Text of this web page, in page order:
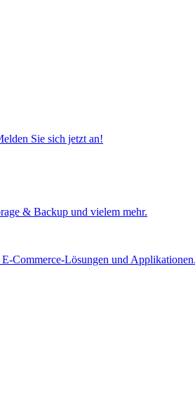
Sie sich jetzt an!
& Backup und vielem mehr.
Commerce-Lösungen und Applikationen.